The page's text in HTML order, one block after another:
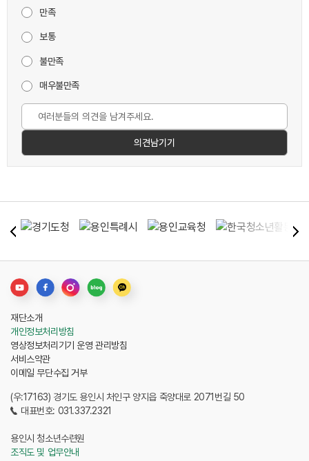
만족
보통
불만족
매우불만족
(우:17163) 경기도 용인시 처인구 양지읍 죽양대로 2071번길 50
대표번호: 031.337.2321
용인시 청소년수련원
조직도 및 업무안내
재단소개
개인정보처리방침
영상정보처리기기 운영 관리방침
서비스약관
이메일 무단수집 거부